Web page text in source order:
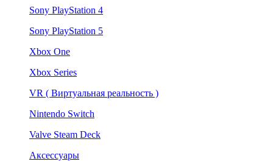
Sony PlayStation 4
Sony PlayStation 5
Xbox One
Xbox Series
VR ( Виртуальная реальность )
Nintendo Switch
Valve Steam Deck
Аксессуары